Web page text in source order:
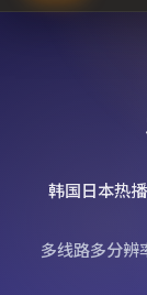
韩国日本热
多线路多分辨